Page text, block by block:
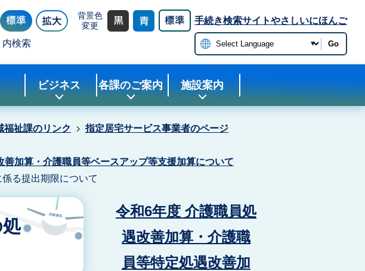
背景色
変更
手続き検索サイトやさしいにほんご
検索 Go
ビジネス 各課のご案内 施設案内
福祉課のリンク
指定居宅サービス事業者のページ
加算・介護職員等ベースアップ等支援加算について
る提出期限について
令和6年度 介護職員処
遇改善加算・介護職
員等特定処遇改善加